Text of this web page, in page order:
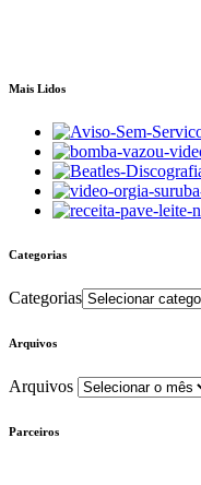
Mais Lidos
Categorias
Categorias
Arquivos
Arquivos
Parceiros